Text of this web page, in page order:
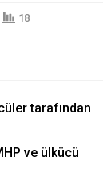
18
tarafından
ve ülkücü